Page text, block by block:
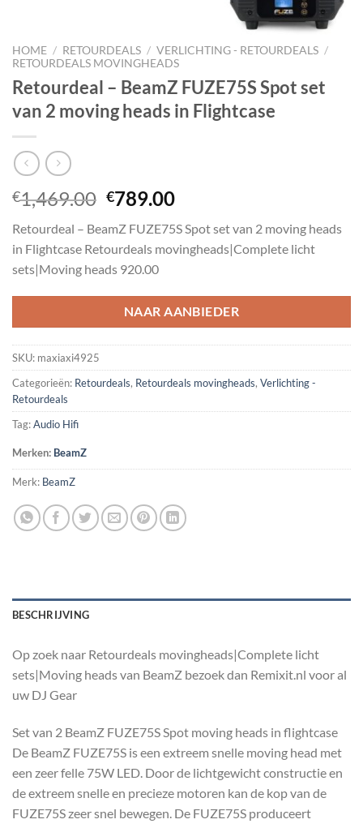
HOME / RETOURDEALS / VERLICHTING - RETOURDEALS /
RETOURDEALS MOVINGHEADS
Retourdeal – BeamZ FUZE75S Spot set
van 2 moving heads in Flightcase
€1,469.00 Oorspronkelijke
was:
€1,469.00.
€789.00Huidige
is:
€789.00.
Retourdeal – BeamZ FUZE75S Spot set van 2 moving heads
in Flightcase Retourdeals movingheads|Complete licht
sets|Moving heads 920.00
NAAR AANBIEDER
SKU: maxiaxi4925
Categorieën: Retourdeals, Retourdeals movingheads, Verlichting -
Retourdeals
Tag:Audio Hifi
Merken: BeamZ
Merk: BeamZ
BESCHRIJVING
Op zoek naar Retourdeals movingheads|Complete licht
sets|Moving heads van BeamZ bezoek dan Remixit.nl voor al
uw DJ Gear
Set van 2 BeamZ FUZE75S Spot moving heads in flightcase
De BeamZ FUZE75S is een extreem snelle moving head met
een zeer felle 75W LED. Door de lichtgewicht constructie en
de extreem snelle en precieze motoren kan de kop van de
FUZE75S zeer snel bewegen. De FUZE75S produceert